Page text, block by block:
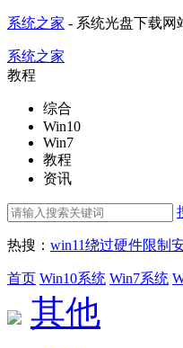
系统之家 - 系统光盘下载网
系统之家
教程
综合
Win10
Win7
教程
资讯
热搜： win11绕过硬件限制
首页 Win10系统 Win7系统
其他